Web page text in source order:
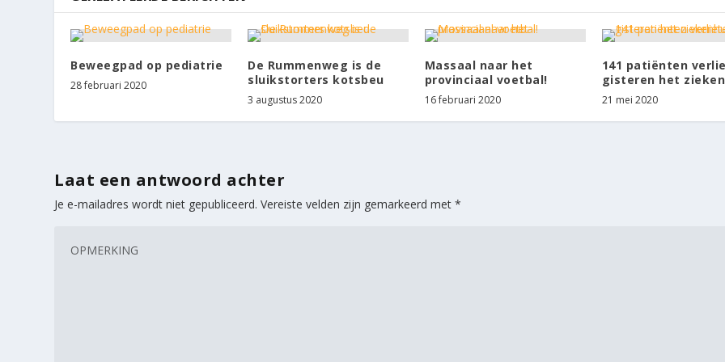
Beweegpad op pediatrie
28 februari 2020
De Rummenweg is de
sluikstorters kotsbeu
3 augustus 2020
Massaal naar het
provinciaal voetbal!
16 februari 2020
141 patiënten
gisteren het
21 mei 2020
Laat een antwoord achter
Je e-mailadres wordt niet gepubliceerd. Vereiste velden zijn gemarkeerd met*